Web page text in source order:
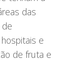
das
e
de fruta e